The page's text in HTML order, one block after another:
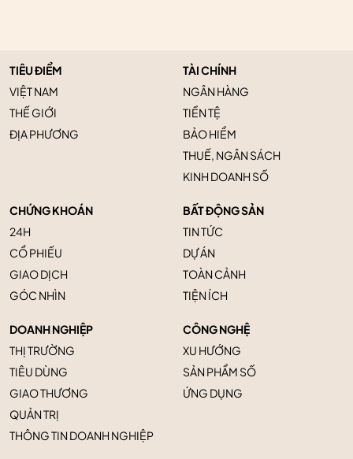
TIÊU ĐIỂM
VIỆT NAM
THẾ GIỚI
ĐỊA PHƯƠNG
TÀI CHÍNH
NGÂN HÀNG
TIỀN TỆ
BẢO HIỂM
THUẾ, NGÂN SÁCH
KINH DOANH SỐ
CHỨNG KHOÁN
24H
CỔ PHIẾU
GIAO DỊCH
GÓC NHÌN
BẤT ĐỘNG SẢN
TIN TỨC
DỰ ÁN
TOÀN CẢNH
TIỆN ÍCH
DOANH NGHIỆP
THỊ TRƯỜNG
TIÊU DÙNG
GIAO THƯƠNG
QUẢN TRỊ
THÔNG TIN DOANH NGHIỆP
CÔNG NGHỆ
XU HƯỚNG
SẢN PHẨM SỐ
ỨNG DỤNG